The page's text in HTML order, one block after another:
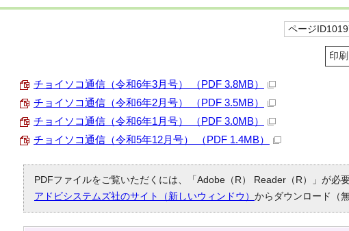
ページ
印刷
チョイソコ通信（令和6年3月号） （PDF 3.8MB）
チョイソコ通信（令和6年2月号） （PDF 3.5MB）
チョイソコ通信（令和6年1月号） （PDF 3.0MB）
チョイソコ通信（令和5年12月号） （PDF 1.4MB）
PDFファイルをご覧いただくには、「Adobe（R） Reader（R）」が必
アドビシステムズ社のサイト（新しいウィンドウ） からダウンロード（